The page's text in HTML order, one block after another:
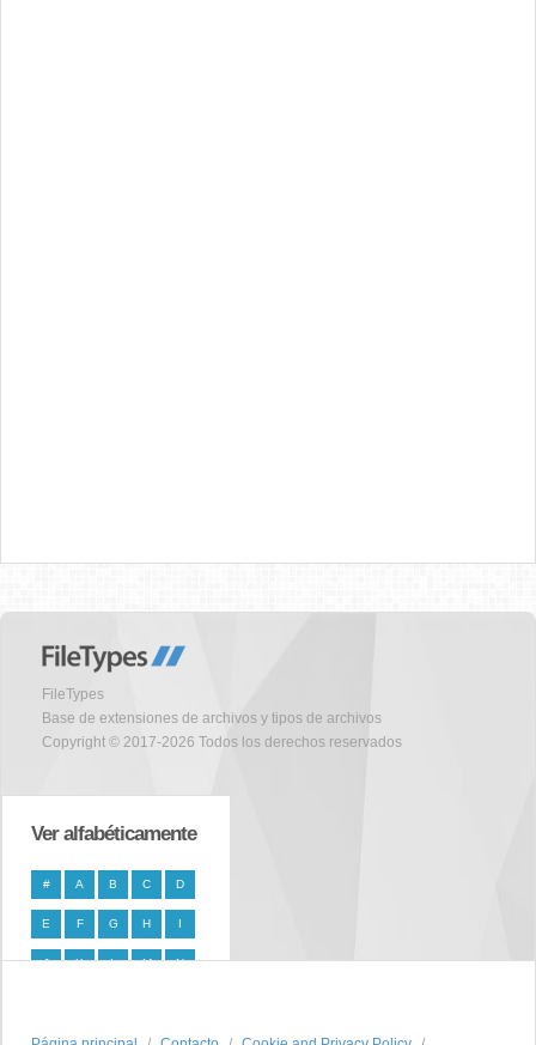
FileTypes
Base de extensiones de archivos y tipos de archivos
Copyright © 2017-2026 Todos los derechos reservados
Ver alfabéticamente
# A B C D
E F G H I
J K L M N
T U V W X